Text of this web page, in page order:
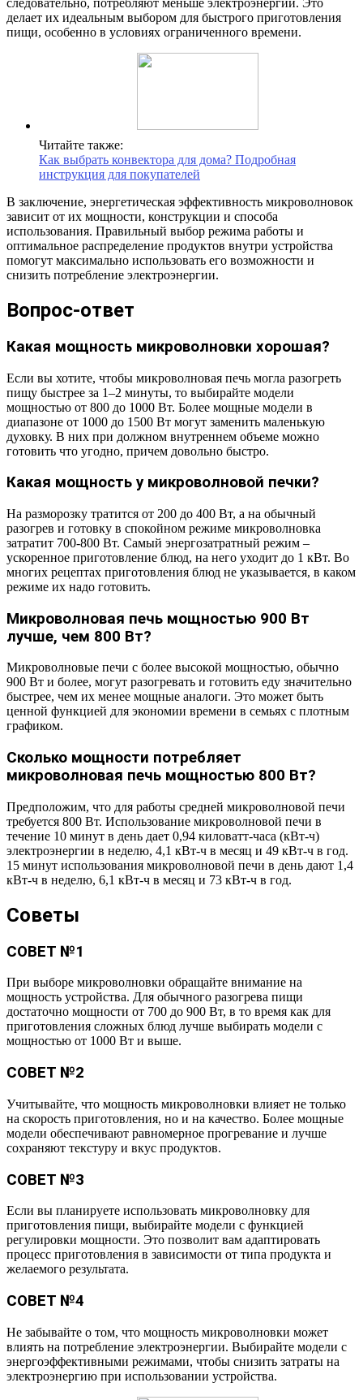
следовательно, потребляют меньше электроэнергии. Это
делает их идеальным выбором для быстрого приготовления
пищи, особенно в условиях ограниченного времени.
Читайте также:
Как выбрать конвектора для дома? Подробная
инструкция для покупателей
В заключение, энергетическая эффективность микроволновок
зависит от их мощности, конструкции и способа
использования. Правильный выбор режима работы и
оптимальное распределение продуктов внутри устройства
помогут максимально использовать его возможности и
снизить потребление электроэнергии.
Вопрос-ответ
Какая мощность микроволновки хорошая?
Если вы хотите, чтобы микроволновая печь могла разогреть
пищу быстрее за 1–2 минуты, то выбирайте модели
мощностью от 800 до 1000 Вт. Более мощные модели в
диапазоне от 1000 до 1500 Вт могут заменить маленькую
духовку. В них при должном внутреннем объеме можно
готовить что угодно, причем довольно быстро.
Какая мощность у микроволновой печки?
На разморозку тратится от 200 до 400 Вт, а на обычный
разогрев и готовку в спокойном режиме микроволновка
затратит 700-800 Вт. Самый энергозатратный режим –
ускоренное приготовление блюд, на него уходит до 1 кВт. Во
многих рецептах приготовления блюд не указывается, в каком
режиме их надо готовить.
Микроволновая печь мощностью 900 Вт
лучше, чем 800 Вт?
Микроволновые печи с более высокой мощностью, обычно
900 Вт и более, могут разогревать и готовить еду значительно
быстрее, чем их менее мощные аналоги. Это может быть
ценной функцией для экономии времени в семьях с плотным
графиком.
Сколько мощности потребляет
микроволновая печь мощностью 800 Вт?
Предположим, что для работы средней микроволновой печи
требуется 800 Вт. Использование микроволновой печи в
течение 10 минут в день дает 0,94 киловатт-часа (кВт-ч)
электроэнергии в неделю, 4,1 кВт-ч в месяц и 49 кВт-ч в год.
15 минут использования микроволновой печи в день дают 1,4
кВт-ч в неделю, 6,1 кВт-ч в месяц и 73 кВт-ч в год.
Советы
СОВЕТ №1
При выборе микроволновки обращайте внимание на
мощность устройства. Для обычного разогрева пищи
достаточно мощности от 700 до 900 Вт, в то время как для
приготовления сложных блюд лучше выбирать модели с
мощностью от 1000 Вт и выше.
СОВЕТ №2
Учитывайте, что мощность микроволновки влияет не только
на скорость приготовления, но и на качество. Более мощные
модели обеспечивают равномерное прогревание и лучше
сохраняют текстуру и вкус продуктов.
СОВЕТ №3
Если вы планируете использовать микроволновку для
приготовления пищи, выбирайте модели с функцией
регулировки мощности. Это позволит вам адаптировать
процесс приготовления в зависимости от типа продукта и
желаемого результата.
СОВЕТ №4
Не забывайте о том, что мощность микроволновки может
влиять на потребление электроэнергии. Выбирайте модели с
энергоэффективными режимами, чтобы снизить затраты на
электроэнергию при использовании устройства.